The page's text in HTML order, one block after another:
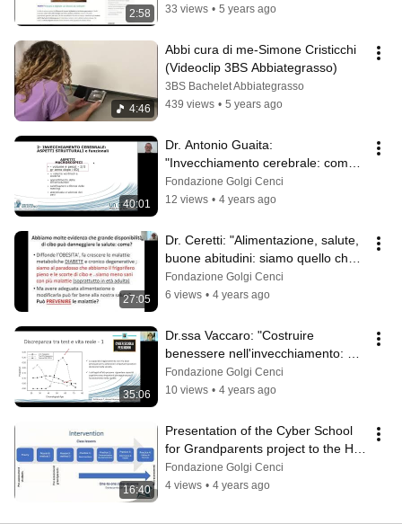
2:58
33 views • 5 years ago
4:46
Abbi cura di me-Simone Cristicchi
(Videoclip 3BS Abbiategrasso)
3BS Bachelet Abbiategrasso
439 views • 5 years ago
40:01
Dr. Antonio Guaita:
"Invecchiamento cerebrale: come
promuovere un buon
invecchiamento?"
Fondazione Golgi Cenci
12 views • 4 years ago
27:05
Dr. Ceretti: "Alimentazione, salute,
buone abitudini: siamo quello che
mangiamo?"
Fondazione Golgi Cenci
6 views • 4 years ago
35:06
Dr.ssa Vaccaro: "Costruire
benessere nell'invecchiamento:
emozioni e cognitività"
Fondazione Golgi Cenci
10 views • 4 years ago
16:40
Presentation of the Cyber School
for Grandparents project to the HCI
2022 international congress
Fondazione Golgi Cenci
4 views • 4 years ago